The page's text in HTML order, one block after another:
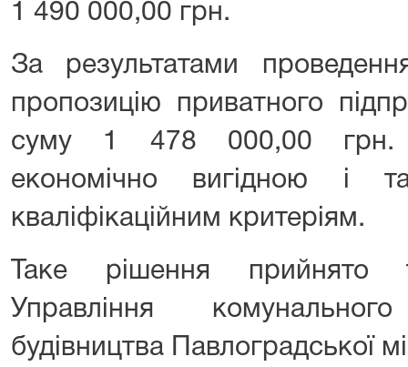
1 490 000,00 грн.
За результатами
пропозицію приватного
суму 1 478 000,00 грн.
економічно вигідною і
кваліфікаційним критеріям.
Таке рішення прийнято
Управління
будівництва Павлоградської